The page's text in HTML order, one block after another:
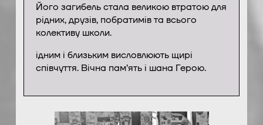
Його загибель стала великою втратою для
рідних, друзів, побратимів та всього
колективу школи.
ідним і близьким висловлюють щирі
співчуття. Вічна пам’ять і шана Герою.